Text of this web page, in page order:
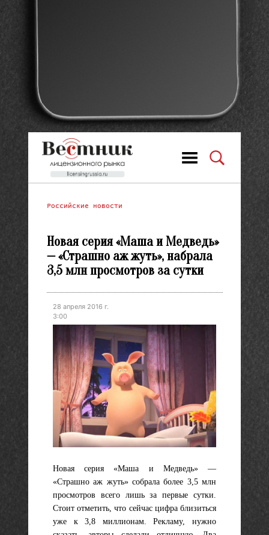
Российские новости
Новая серия «Маша и Медведь»
— «Страшно аж жуть», набрала
3,5 млн просмотров за сутки
28 апреля 2016 г.
3:00
Новая серия «Маша и Медведь» —
«Страшно аж жуть» собрала более 3,5 млн
просмотров всего лишь за первые сутки.
Стоит отметить, что сейчас цифра близиться
уже к 3,8 миллионам. Рекламу, нужно